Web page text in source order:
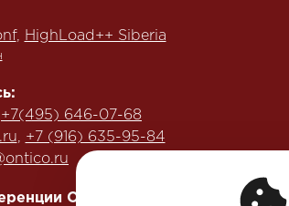
, HighLoad++ Siberia
+7(495) 646-07-68
, +7 (916) 635-95-84
Олега Бунина»: